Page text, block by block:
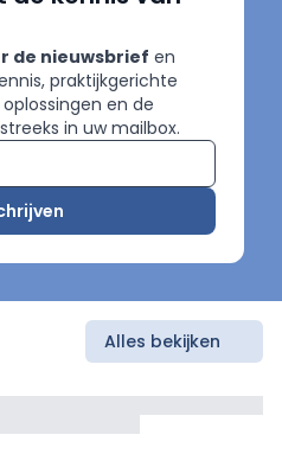
de nieuwsbrief en
praktijkgerichte
en de
in uw mailbox.
Alles bekijken